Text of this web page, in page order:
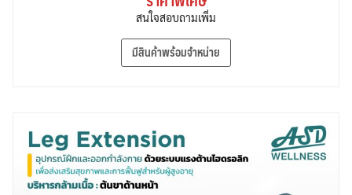
สนใจสอบถามเพิ่ม
มีสินค้าพร้อมจำหน่าย